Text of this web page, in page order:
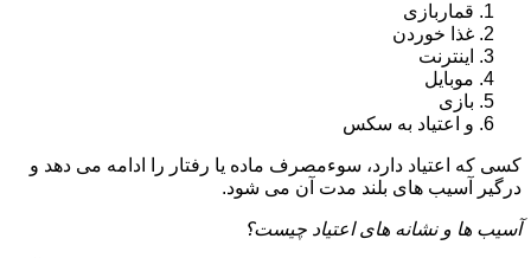
قماربازی
غذا خوردن
اینترنت
موبایل
بازی
و اعتیاد به سکس
کسی که اعتیاد دارد، سوءمصرف ماده یا رفتار را ادامه می دهد و
درگیر آسیب های بلند مدت آن می شود.
آسیب ها و نشانه های اعتیاد چیست؟